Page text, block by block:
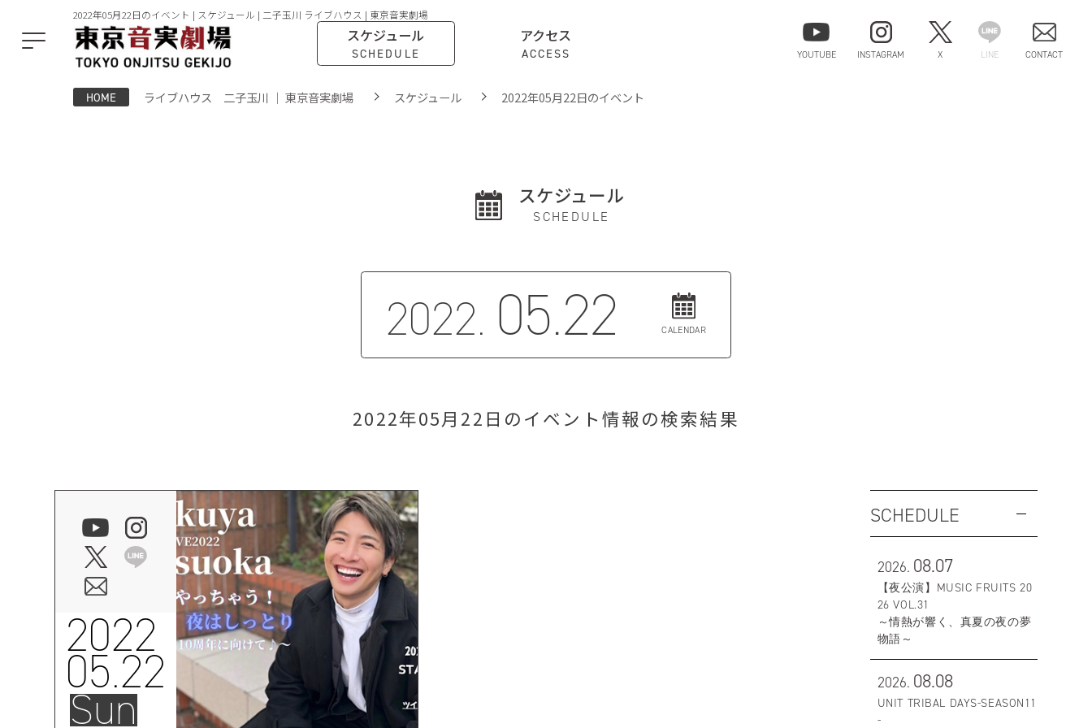
2022年05月22日のイベント | スケジュール | 二子玉川 ライブハウス | 東京音実劇場
スケジュール
SCHEDULE
アクセス
ACCESS YOUTUBE INSTAGRAM X LINE CONTACT
HOME ライブハウス 二子玉川 ｜ 東京音実劇場 スケジュール 2022年05月22日のイベント
スケジュール
SCHEDULE
2022. 05.22 CALENDAR
2022年05月22日のイベント情報の検索結果
2022
05.22
Sun
SCHEDULE
2026. 08.07
【夜公演】MUSIC FRUITS 20
26 VOL.31
～情熱が響く、真夏の夜の夢
物語～
2026. 08.08
UNIT TRIBAL DAYS-SEASON11
-